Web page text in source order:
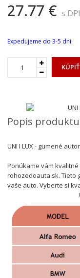
27.77 € s
Expedujeme do 3-5 dni
KÚPIŤ
Popis produktu
UNI I LUX - gumené
Ponúkame vám
rohozedoauta.sk. Tieto
vaše auto. Vyberte si
UNI I LUX -